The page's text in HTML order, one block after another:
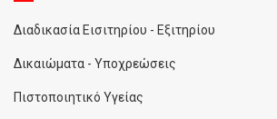
Διαδικασία Εισιτηρίου - Εξιτηρίου
Δικαιώματα - Υποχρεώσεις
Πιστοποιητικό Υγείας